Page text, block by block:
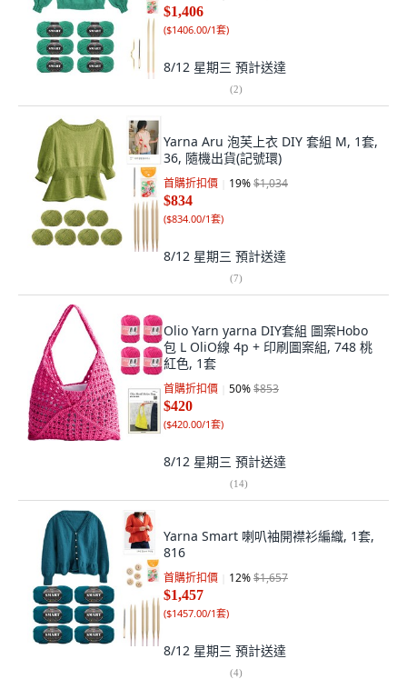
$1,406
($1406.00/1套)
8/12 星期三 預計送達
(2)
Yarna Aru 泡芙上衣 DIY 套組 M, 1套,
36, 隨機出貨(記號環)
首購折扣價 19%$1,034
$834
($834.00/1套)
8/12 星期三 預計送達
(7)
Olio Yarn yarna DIY套組 圖案Hobo
包 L OliO線 4p + 印刷圖案組, 748 桃
紅色, 1套
首購折扣價 50%$853
$420
($420.00/1套)
8/12 星期三 預計送達
(14)
Yarna Smart 喇叭袖開襟衫編織, 1套,
816
首購折扣價 12%$1,657
$1,457
($1457.00/1套)
8/12 星期三 預計送達
(4)